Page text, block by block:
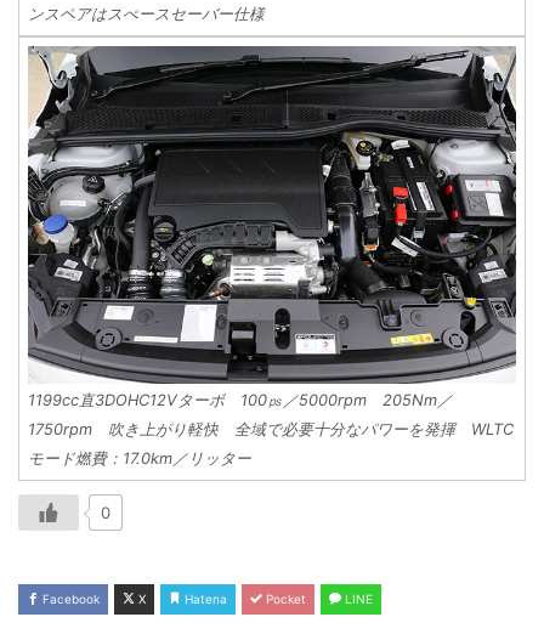
ンスペアはスぺースセーバー仕様
1199cc直3DOHC12Vターボ 100㎰／5000rpm 205Nm／
1750rpm 吹き上がり軽快 全域で必要十分なパワーを発揮 WLTC
モード燃費：17.0km／リッター
0
Facebook X Hatena Pocket LINE